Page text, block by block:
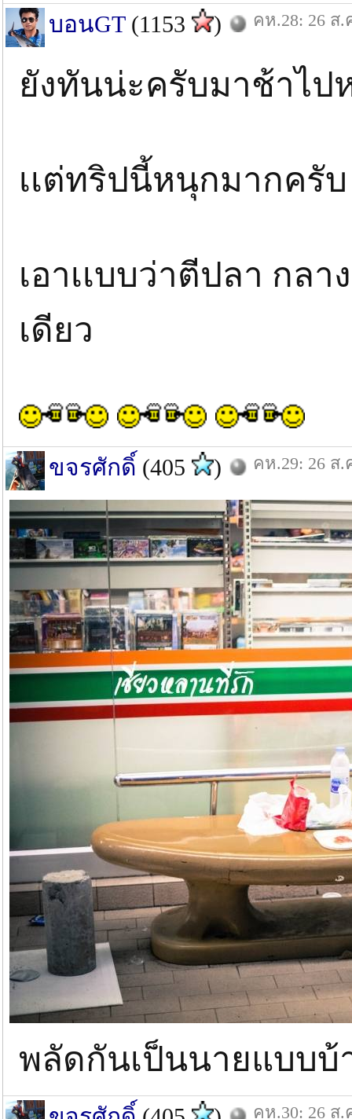
บอนGT(1153 ) คห.28: 26 ส.
ยังทันน่ะครับมาช้าไป
เเต่ทริปนี้หนุกมากครับ
เอาเเบบว่าตีปลา กล
เดียว
ขจรศักดิ์ (405 ) คห.29: 26 ส.
พลัดกันเป็นนายแบบบ้
คห.30: 26 ส.